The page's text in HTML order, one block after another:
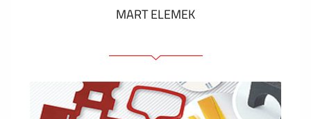
MART ELEMEK
Előlapok (elülső, tartó)
Anodizált panelek